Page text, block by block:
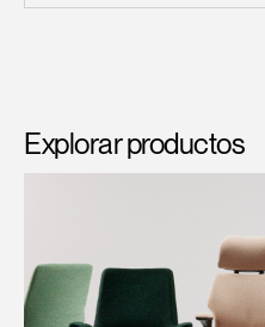
Explorar productos